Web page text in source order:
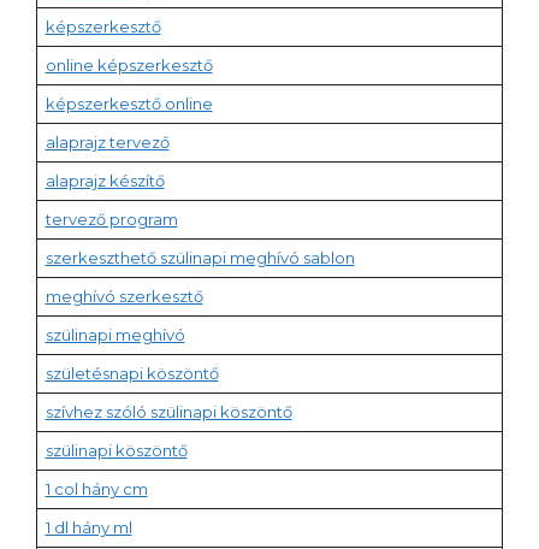
képszerkesztő
online képszerkesztő
képszerkesztő online
alaprajz tervező
alaprajz készítő
tervező program
szerkeszthető szülinapi meghívó sablon
meghívó szerkesztő
szülinapi meghívó
születésnapi köszöntő
szívhez szóló szülinapi köszöntő
szülinapi köszöntő
1 col hány cm
1 dl hány ml